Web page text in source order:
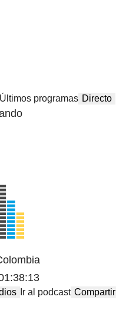
Últimos programas Directo
Ir al podcast Compartir